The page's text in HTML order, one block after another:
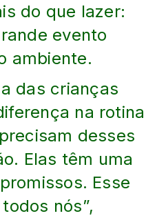
do que lazer:
evento
ambiente.
das crianças
na rotina
desses
Elas têm uma
Esse
nós”,